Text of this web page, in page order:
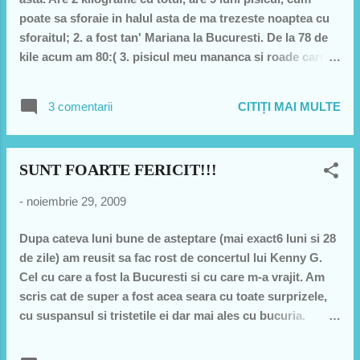
poate sa sforaie in halul asta de ma trezeste noaptea cu
sforaitul; 2. a fost tan' Mariana la Bucuresti. De la 78 de
kile acum am 80:( 3. pisicul meu mananca si roade carti.
ramane nimic din ea; 4. am nevoie de un om sa-mi
corecteze un text. platesc 1 leu per pagina. nu sunt mai
te rog da un buzz de esti interesat; 5. poate vreti sa
tablu, sau tricou, sau cana manjita d la mine. e "ieftine";
acum, pentru mine. Sper sa treaca foarte repede si sa nu
simt ca e 1 decembrie... 1 decembrie; 7. exista oare
meseria de sculptor de lumanari... ceva custom. Nush as
vrea sa am meseria asta. Sculpto...
3 comentarii CITIȚI MAI MULTE
SUNT FOARTE FERICIT!!!
- noiembrie 29, 2009
Dupa cateva luni bune de asteptare (mai exact6 luni si 28
de zile) am reusit sa fac rost de concertul lui Kenny G.
Cel cu care a fost la Bucuresti si cu care m-a vrajit. Am
scris cat de super a fost acea seara cu toate surprizele,
cu suspansul si tristetile ei dar mai ales cu bucuria.